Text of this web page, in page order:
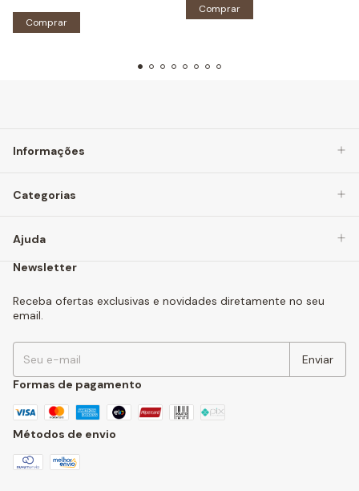
Comprar
Comprar
Informações
Categorias
Ajuda
Newsletter
Receba ofertas exclusivas e novidades diretamente no seu
email.
Formas de pagamento
Métodos de envio